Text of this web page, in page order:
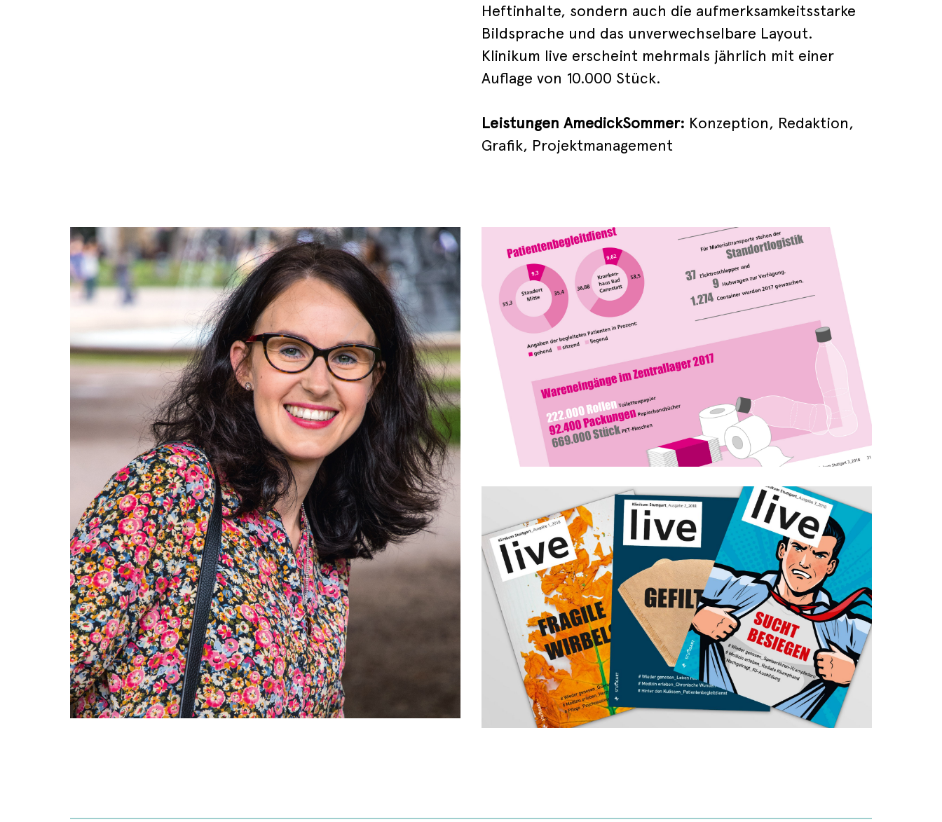
Heftinhalte, sondern auch die aufmerksamkeitsstarke
Bildsprache und das unverwechselbare Layout.
Klinikum live erscheint mehrmals jährlich mit einer
Auflage von 10.000 Stück.
Leistungen AmedickSommer: Konzeption, Redaktion,
Grafik, Projektmanagement